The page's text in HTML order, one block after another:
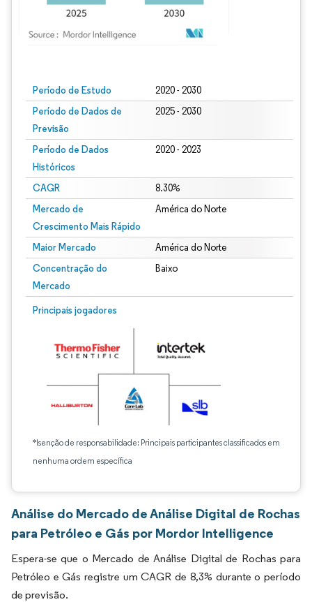
Período de Estudo 2020 - 2030
Período de Dados de
Previsão
2025 - 2030
Período de Dados
Históricos
2020 - 2023
CAGR 8.30%
Mercado de
Crescimento Mais Rápido
América do Norte
Maior Mercado América do Norte
Concentração do
Mercado
Baixo
Principais jogadores
*Isenção de responsabilidade: Principais participantes classificados em
nenhuma ordem específica
Análise do Mercado de Análise Digital de Rochas
para Petróleo e Gás por Mordor Intelligence
Espera-se que o Mercado de Análise Digital de Rochas para
Petróleo e Gás registre um CAGR de 8,3% durante o período
de previsão.